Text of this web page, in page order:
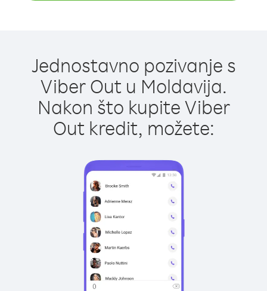
Jednostavno pozivanje s
Viber Out u Moldavija.
Nakon što kupite Viber
Out kredit, možete: